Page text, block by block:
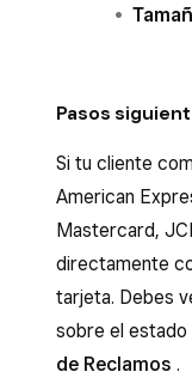
Pasos
Si tu cliente
American
Mastercard,
directamente
tarjeta. Debes
sobre el estado
de Reclamos .